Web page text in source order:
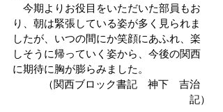
今期よりお役目をいただいた部員もお
り、朝は緊張している姿が多く見られま
したが、いつの間にか笑顔にあふれ、楽
しそうに帰っていく姿から、今後の関西
に期待に胸が膨らみました。
（関西ブロック書記　神下　吉治
記）